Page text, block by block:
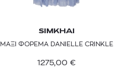
SIMKHAI
ΜΑΞΙ ΦΟΡΕΜΑ DANIELLE CRINKLE
1275,00 €